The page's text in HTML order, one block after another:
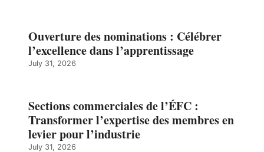
Ouverture des nominations : Célébrer
l’excellence dans l’apprentissage
July 31, 2026
Sections commerciales de l’ÉFC :
Transformer l’expertise des membres en
levier pour l’industrie
July 31, 2026